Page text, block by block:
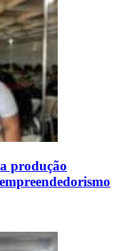
produção